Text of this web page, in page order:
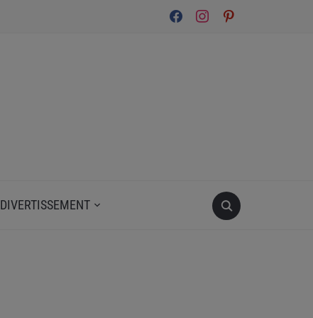
facebookinstagrampinterest
DIVERTISSEMENT